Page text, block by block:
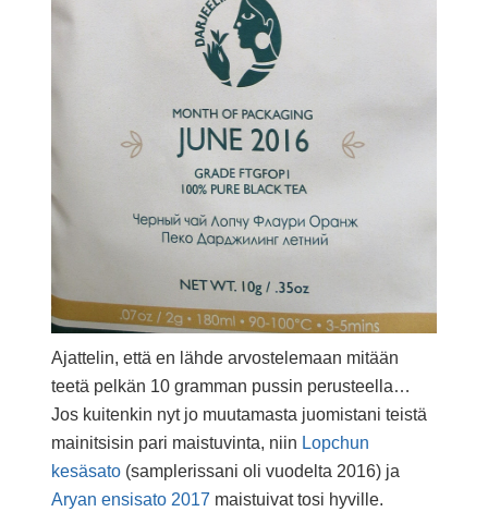
Ajattelin, että en lähde arvostelemaan mitään
teetä pelkän 10 gramman pussin perusteella…
Jos kuitenkin nyt jo muutamasta juomistani teistä
mainitsisin pari maistuvinta, niin Lopchun
kesäsato (samplerissani oli vuodelta 2016) ja
Aryan ensisato 2017 maistuivat tosi hyville.